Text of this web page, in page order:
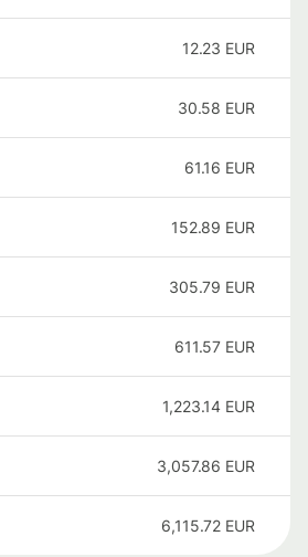
12.23 EUR
30.58 EUR
61.16 EUR
152.89 EUR
305.79 EUR
611.57 EUR
1,223.14 EUR
3,057.86 EUR
6,115.72 EUR